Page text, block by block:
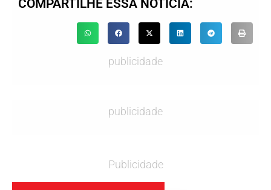
COMPARTILHE ESSA NOTÍCIA:
publicidade
publicidade
Publicidade